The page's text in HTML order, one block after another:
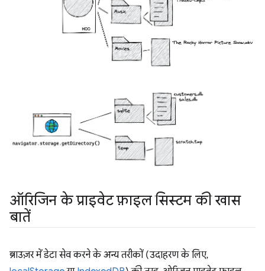
ऑरिजिन के प्राइवेट फ़ाइल सिस्टम की खास
बातें
ब्राउज़र में डेटा सेव करने के अन्य तरीकों (उदाहरण के लिए,